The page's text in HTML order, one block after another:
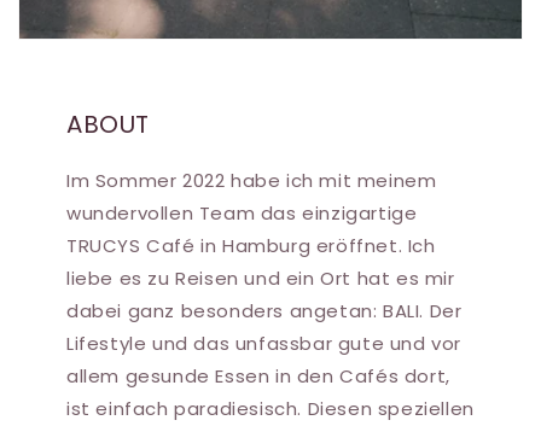
ABOUT
Im Sommer 2022 habe ich mit meinem
wundervollen Team das einzigartige
TRUCYS Café in Hamburg eröffnet. Ich
liebe es zu Reisen und ein Ort hat es mir
dabei ganz besonders angetan: BALI. Der
Lifestyle und das unfassbar gute und vor
allem gesunde Essen in den Cafés dort,
ist einfach paradiesisch. Diesen speziellen